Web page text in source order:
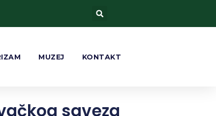
MUZEJ KONTAKT
saveza